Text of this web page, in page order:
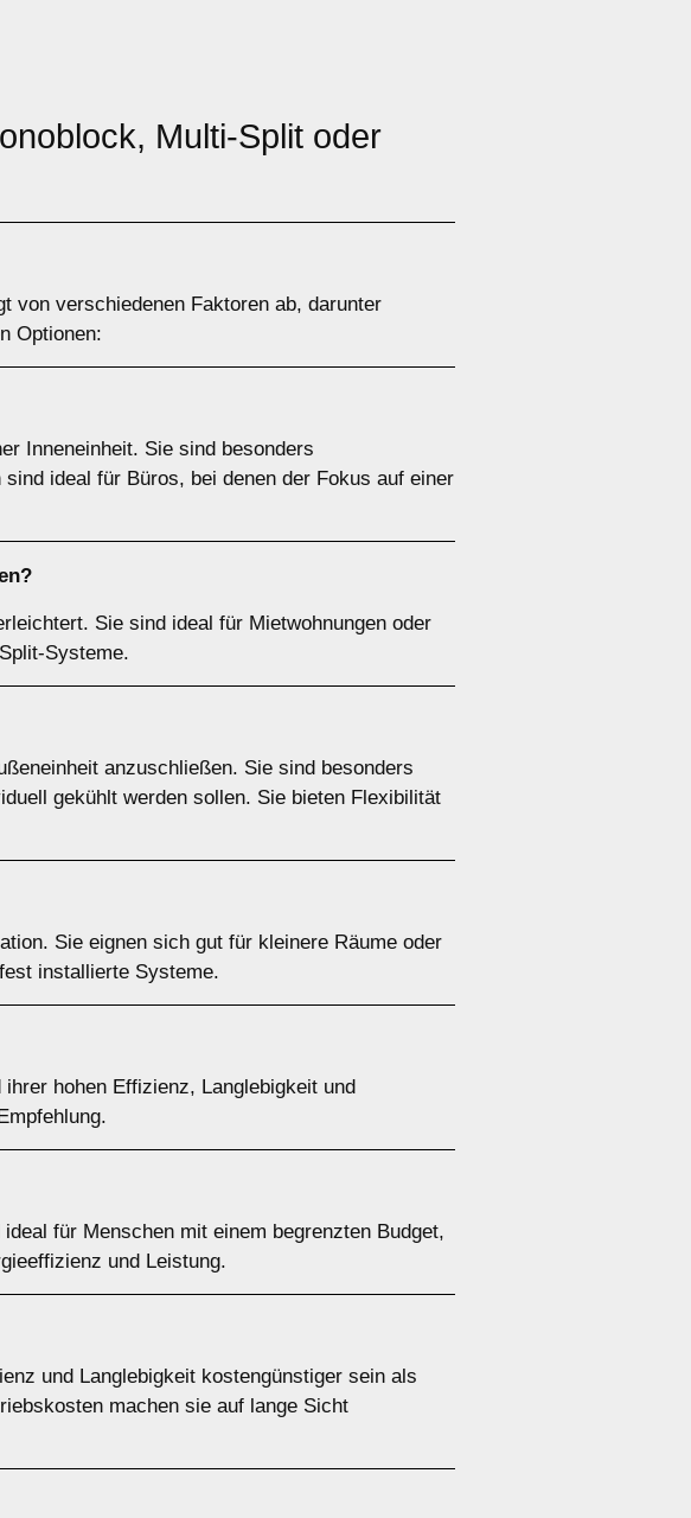
Multi-Split oder
von verschiedenen Faktoren ab, darunter
Optionen:
Inneneinheit. Sie sind besonders
ideal für Büros, bei denen der Fokus auf einer
?
Sie sind ideal für Mietwohnungen oder
Systeme.
anzuschließen. Sie sind besonders
gekühlt werden sollen. Sie bieten Flexibilität
Sie eignen sich gut für kleinere Räume oder
installierte Systeme.
hohen Effizienz, Langlebigkeit und
für Menschen mit einem begrenzten Budget,
und Leistung.
und Langlebigkeit kostengünstiger sein als
machen sie auf lange Sicht